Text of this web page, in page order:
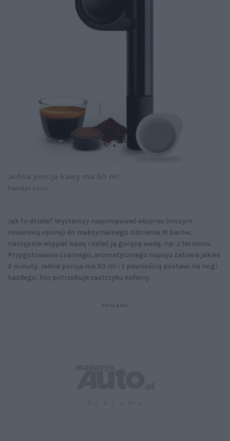
Jak to działa? Wystarczy napompować ekspres (niczym
rowerową oponę) do maksymalnego ciśnienia 16 barów,
następnie wsypać kawę i zalać ją gorącą wodą, np. z termosu.
Przygotowanie czarnego, aromatycznego napoju zabiera jakieś
2 minuty. Jedna porcja ma 50 ml i z pewnością postawi na nogi
każdego, kto potrzebuje zastrzyku kofeiny.